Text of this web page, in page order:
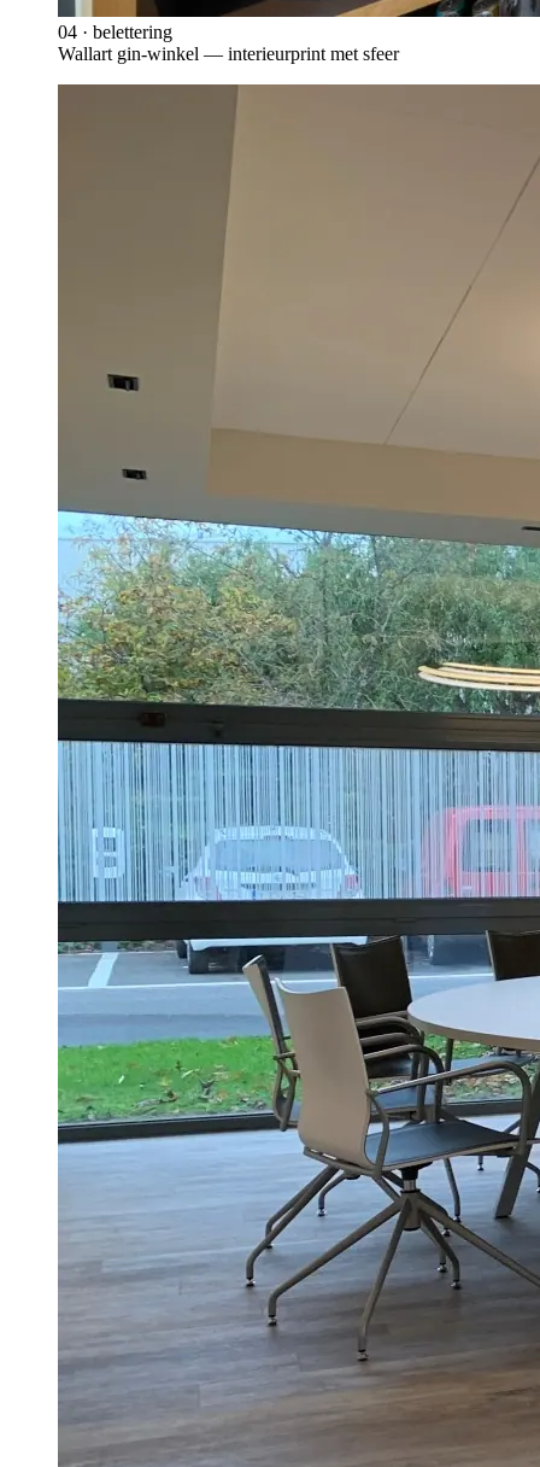
04 · belettering
Wallart gin-winkel — interieurprint met sfeer